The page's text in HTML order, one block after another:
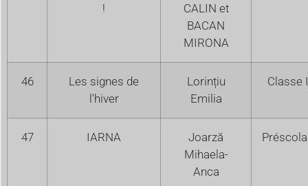
!
CALIN et
BACAN
MIRONA
46
Les signes de
l'hiver
Lorințiu
Emilia
Classe
47 IARNA
Joarză
Mihaela-
Anca